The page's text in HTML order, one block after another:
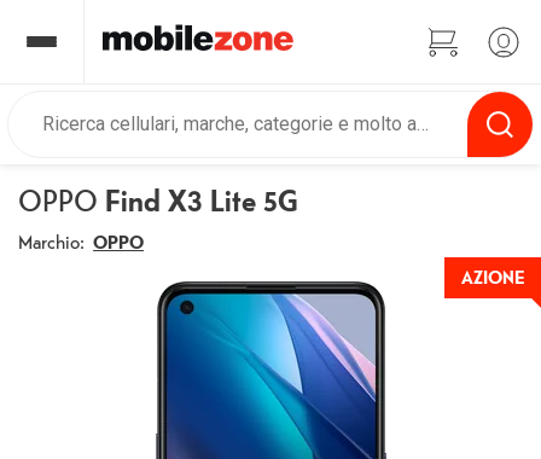
OPPO Find X3 Lite 5G
Marchio: OPPO
AZIONE